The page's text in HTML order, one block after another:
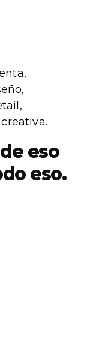
eso
eso.